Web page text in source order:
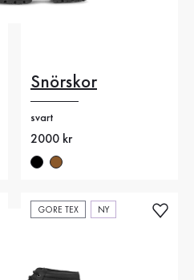
Snörskor
svart
Nytt pris
2000 kr
GORE TEX NY